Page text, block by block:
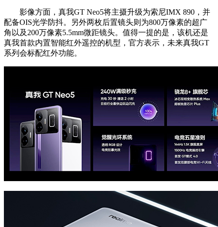
影像方面，真我GT Neo5将主摄升级为索尼IMX 890，并
配备OIS光学防抖。另外两枚后置镜头则为800万像素的超广
角以及200万像素5.5mm微距镜头。值得一提的是，该机还是
真我首款内置智能红外遥控的机型，官方表示，未来真我GT
系列会标配红外功能。